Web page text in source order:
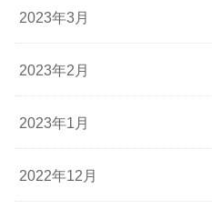
2023年3月
2023年2月
2023年1月
2022年12月